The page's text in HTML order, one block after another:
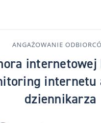
ANGAŻOWANIE
internetowej
internetu
dziennikarza